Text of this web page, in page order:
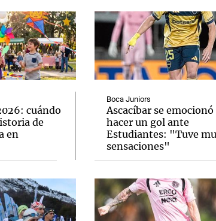
cuándo
de
en
Boca Juniors
Ascacíbar se
hacer un gol ante
Estudiantes: "Tuve
sensaciones"
El huracán de Arequito Cadena 3